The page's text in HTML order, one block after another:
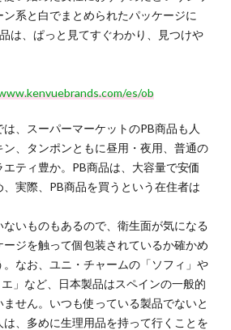
系と白でまとめられたパッケージに
は、ぱっと見てすぐわかり、見つけや
es/ob
、スーパーマーケットのPB商品も人
、タンポンともに昼用・夜用、普通の
ティ豊か。PB商品は、大容量で安価
実際、PB商品を買うという在住者は
いものもあるので、衛生面が気になる
ージを触って個包装されているか確かめ
なお、ユニ・チャームの「ソフィ」や
」など、日本製品はスペインの一般的
せん。いつも使っている製品でないと
、多めに生理用品を持って行くことを